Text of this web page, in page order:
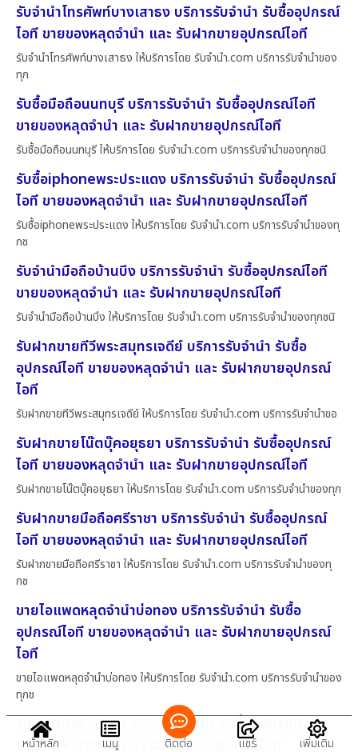
รับจำนำโทรศัพท์บางเสาธง บริการรับจำนำ รับซื้ออุปกรณ์
ไอที ขายของหลุดจำนำ และ รับฝากขายอุปกรณ์ไอที
รับจำนำโทรศัพท์บางเสาธง ให้บริการโดย รับจํานํา.com บริการรับจำนำของ
ทุก
รับซื้อมือถือนนทบุรี บริการรับจำนำ รับซื้ออุปกรณ์ไอที
ขายของหลุดจำนำ และ รับฝากขายอุปกรณ์ไอที
รับซื้อมือถือนนทบุรี ให้บริการโดย รับจํานํา.com บริการรับจำนำของทุกชนิ
รับซื้อiphoneพระประแดง บริการรับจำนำ รับซื้ออุปกรณ์
ไอที ขายของหลุดจำนำ และ รับฝากขายอุปกรณ์ไอที
รับซื้อiphoneพระประแดง ให้บริการโดย รับจํานํา.com บริการรับจำนำของทุ
กช
รับจำนำมือถือบ้านบึง บริการรับจำนำ รับซื้ออุปกรณ์ไอที
ขายของหลุดจำนำ และ รับฝากขายอุปกรณ์ไอที
รับจำนำมือถือบ้านบึง ให้บริการโดย รับจํานํา.com บริการรับจำนำของทุกชนิ
รับฝากขายทีวีพระสมุทรเจดีย์ บริการรับจำนำ รับซื้อ
อุปกรณ์ไอที ขายของหลุดจำนำ และ รับฝากขายอุปกรณ์
ไอที
รับฝากขายทีวีพระสมุทรเจดีย์ ให้บริการโดย รับจํานํา.com บริการรับจำนำขอ
รับฝากขายโน๊ตบุ๊คอยุธยา บริการรับจำนำ รับซื้ออุปกรณ์
ไอที ขายของหลุดจำนำ และ รับฝากขายอุปกรณ์ไอที
รับฝากขายโน๊ตบุ๊คอยุธยา ให้บริการโดย รับจํานํา.com บริการรับจำนำของทุก
รับฝากขายมือถือศรีราชา บริการรับจำนำ รับซื้ออุปกรณ์
ไอที ขายของหลุดจำนำ และ รับฝากขายอุปกรณ์ไอที
รับฝากขายมือถือศรีราชา ให้บริการโดย รับจํานํา.com บริการรับจำนำของทุ
กช
ขายไอแพดหลุดจำนำบ่อทอง บริการรับจำนำ รับซื้อ
อุปกรณ์ไอที ขายของหลุดจำนำ และ รับฝากขายอุปกรณ์
ไอที
ขายไอแพดหลุดจำนำบ่อทอง ให้บริการโดย รับจํานํา.com บริการรับจำนำของ
ทุกช
รับจำนำมือถือทุ่งครุ บริการรับจำนำ รับซื้ออุปกรณ์ไอที
ขายของหลุดจำนำ และ รับฝากขายอุปกรณ์ไอที
หน้าหลัก เมนู ติดต่อ แชร์ เพิ่มเติม